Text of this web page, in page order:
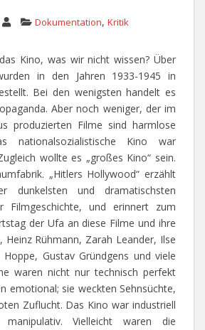
Dokumentation, Kritik
Kino, was wir nicht wissen? Über
in den Jahren 1933-1945 in
Bei den wenigsten handelt es
Aber noch weniger, der im
produzierten Filme sind harmlose
nationalsozialistische Kino war
wollte es „großes Kino“ sein.
„Hitlers Hollywood“ erzählt
dunkelsten und dramatischsten
Filmgeschichte, und erinnert zum
der Ufa an diese Filme und ihre
Heinz Rühmann, Zarah Leander, Ilse
Gustav Gründgens und viele
waren nicht nur technisch perfekt
emotional; sie weckten Sehnsüchte,
Zuflucht. Das Kino war industriell
Vielleicht waren die